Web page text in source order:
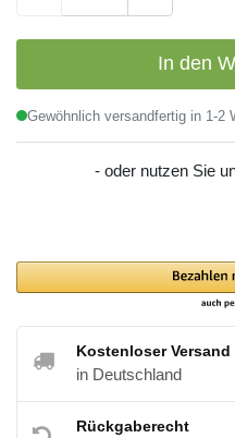
In den
Gewöhnlich versandfertig in 1-2
- oder nutzen Sie
Kostenloser Versand
in Deutschland
Rückgaberecht